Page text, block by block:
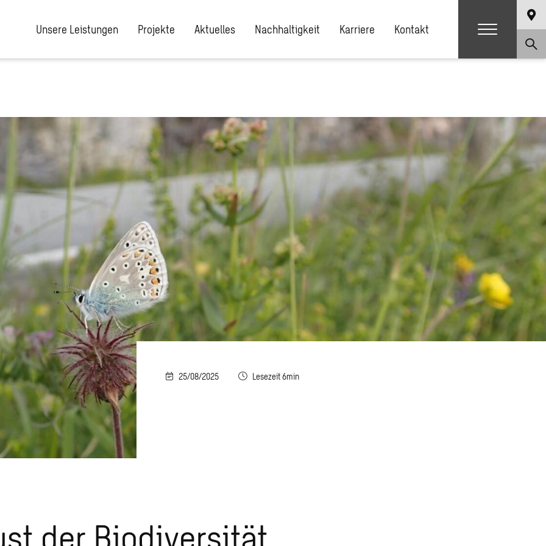
Unsere Leistungen Projekte Aktuelles Nachhaltigkeit Karriere Kontakt
25/08/2025 Lesezeit 6min
der Biodiversität